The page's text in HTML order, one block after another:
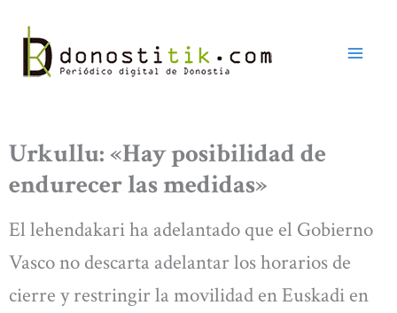
contenido
Urkullu: «Hay posibilidad de
endurecer las medidas»
El lehendakari ha adelantado que el Gobierno
Vasco no descarta adelantar los horarios de
cierre y restringir la movilidad en Euskadi en